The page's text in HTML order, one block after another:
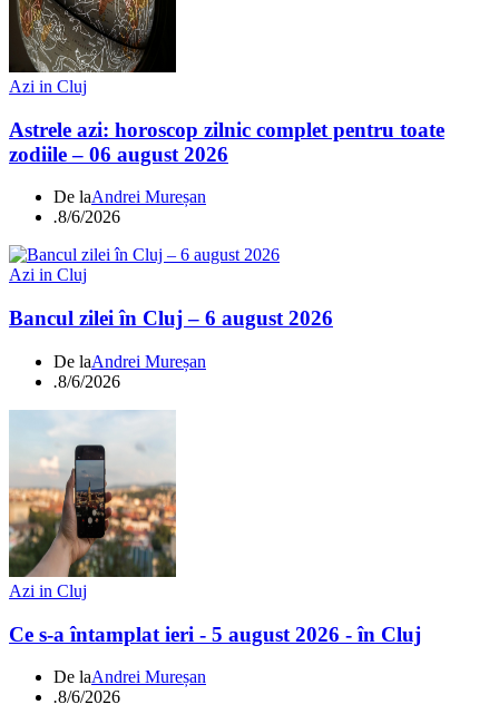
Azi in Cluj
Astrele azi: horoscop zilnic complet pentru toate
zodiile – 06 august 2026
De laAndrei Mureșan
.8/6/2026
Azi in Cluj
Bancul zilei în Cluj – 6 august 2026
De laAndrei Mureșan
.8/6/2026
Azi in Cluj
Ce s-a întamplat ieri - 5 august 2026 - în Cluj
De laAndrei Mureșan
.8/6/2026